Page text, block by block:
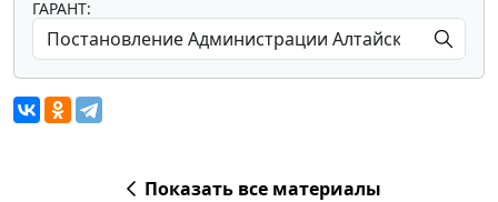
ГАРАНТ:
Показать все материалы